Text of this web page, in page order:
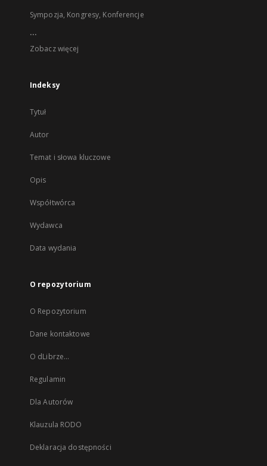
Sympozja, Kongresy, Konferencje
...
Zobacz więcej
Indeksy
Tytuł
Autor
Temat i słowa kluczowe
Opis
Współtwórca
Wydawca
Data wydania
O repozytorium
O Repozytorium
Dane kontaktowe
O dLibrze...
Regulamin
Dla Autorów
Klauzula RODO
Deklaracja dostępności